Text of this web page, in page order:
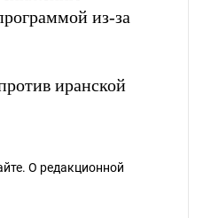
из-за
иранской
О редакционной